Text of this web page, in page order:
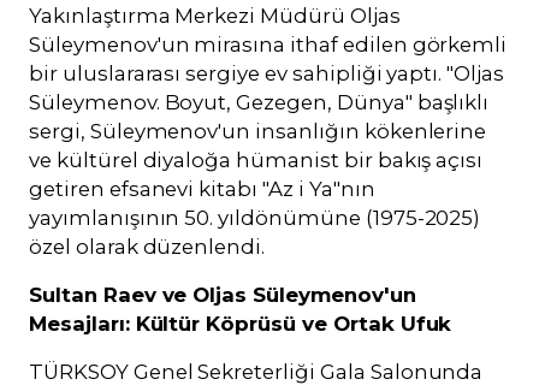
Yakınlaştırma Merkezi Müdürü Oljas
Süleymenov'un mirasına ithaf edilen görkemli
bir uluslararası sergiye ev sahipliği yaptı. "Oljas
Süleymenov. Boyut, Gezegen, Dünya" başlıklı
sergi, Süleymenov'un insanlığın kökenlerine
ve kültürel diyaloğa hümanist bir bakış açısı
getiren efsanevi kitabı "Az i Ya"nın
yayımlanışının 50. yıldönümüne (1975-2025)
özel olarak düzenlendi.
Sultan Raev ve Oljas Süleymenov'un
Mesajları: Kültür Köprüsü ve Ortak Ufuk
TÜRKSOY Genel Sekreterliği Gala Salonunda